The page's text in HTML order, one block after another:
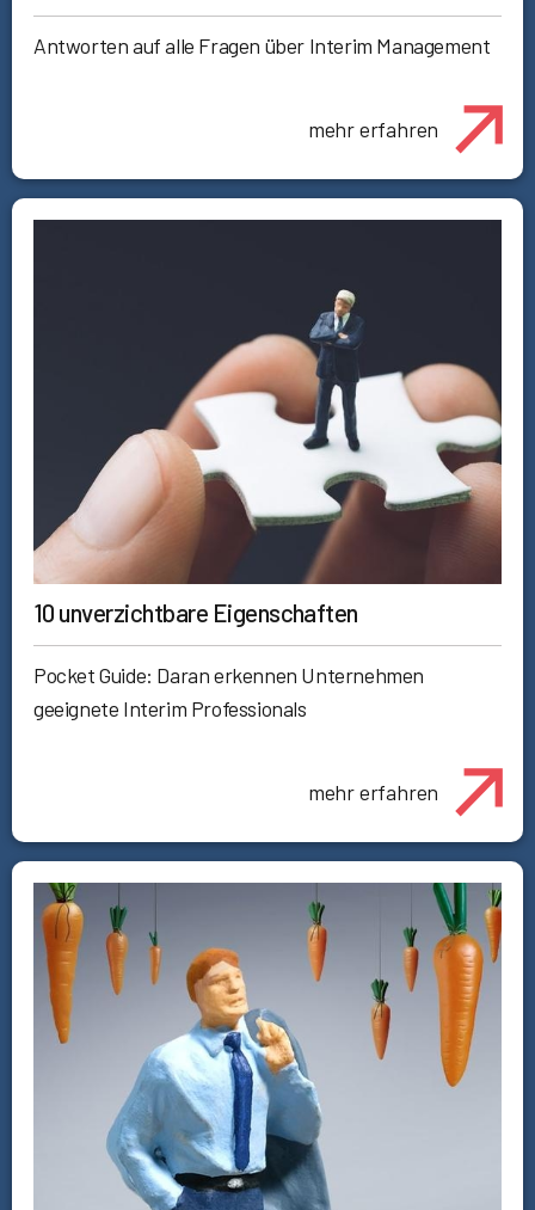
Antworten auf alle Fragen über Interim Management
mehr erfahren
10 unverzichtbare Eigenschaften
Pocket Guide: Daran erkennen Unternehmen
geeignete Interim Professionals
mehr erfahren